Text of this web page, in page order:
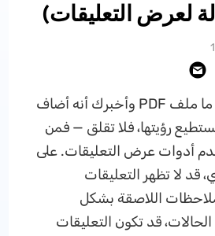
إذا شاركك شخص ما ملف PDF وأخبرك أنه أضاف
رؤيتها، فلا تقلق — فمن
أدوات عرض التعليقات. على
لا تظهر التعليقات
اللاصقة بشكل
قد تكون التعليقات